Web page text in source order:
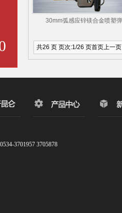
30mm弧感应锌镁合金喷塑
共26 页 页次:1/26 页首页上一页
3701957 3705878